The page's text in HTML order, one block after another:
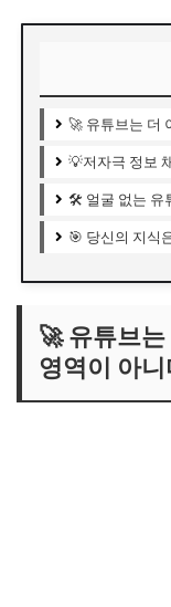
🚀 유튜브는 더
💡저자극 정보
🛠️ 얼굴 없는 유
🎯 당신의 지식
🚀 유튜브
영역이 아